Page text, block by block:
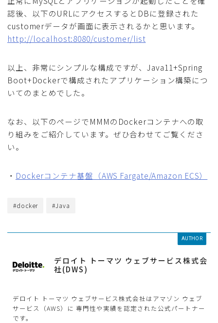
認後、以下のURLにアクセスするとDBに登録された
customerデータが画面に表示されるかと思います。
http://localhost:8080/customer/list
以上、非常にシンプルな構成ですが、Java11+Spring
Boot+Dockerで構成されたアプリケーション構築につ
いてのまとめでした。
なお、以下のぺージでMMMのDockerコンテナへの取
り組みをご紹介しています。ぜひ合わせてご覧くださ
い。
・ Dockerコンテナ基盤（AWS Fargate/Amazon ECS）
#docker #Java
AUTHOR
デロイト トーマツ ウェブサービス株式会
社(DWS)
デロイト トーマツ ウェブサービス株式会社はアマゾン ウェブ
サービス（AWS）に 専門性や実績を認定された公式パートナー
です。